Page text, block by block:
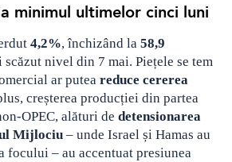
minimul ultimelor cinci luni
4,2%, închizând la 58,9
scăzut nivel din 7 mai. Piețele se tem
ar putea reduce cererea
creșterea producției din partea
OPEC, alături de detensionarea
Mijlociu – unde Israel și Hamas au
focului – au accentuat presiunea